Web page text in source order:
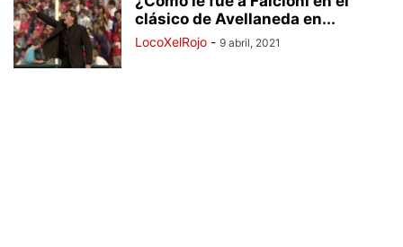
clásico de Avellaneda en...
LocoXelRojo - 9 abril, 2021